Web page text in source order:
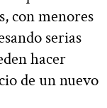
con menores
serias
hacer
de un nuevo